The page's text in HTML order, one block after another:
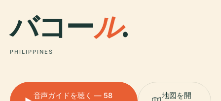
バコール.
PHILIPPINES
音声ガイドを聴く — 58
地図を開